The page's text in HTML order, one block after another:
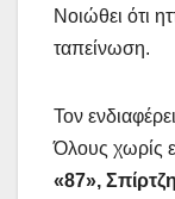
Νοιώθει ότι
ταπείνωση.
Τον
Όλους χωρίς
«87»,